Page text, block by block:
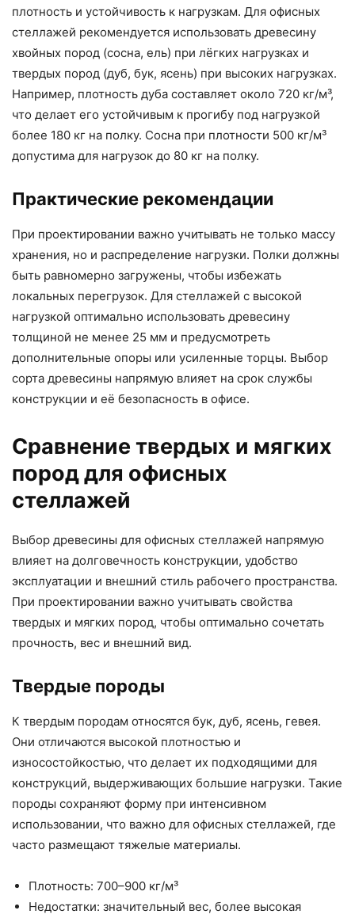
плотность и устойчивость к нагрузкам. Для офисных
стеллажей рекомендуется использовать древесину
хвойных пород (сосна, ель) при лёгких нагрузках и
твердых пород (дуб, бук, ясень) при высоких нагрузках.
Например, плотность дуба составляет около 720 кг/м³,
что делает его устойчивым к прогибу под нагрузкой
более 180 кг на полку. Сосна при плотности 500 кг/м³
допустима для нагрузок до 80 кг на полку.
Практические рекомендации
При проектировании важно учитывать не только массу
хранения, но и распределение нагрузки. Полки должны
быть равномерно загружены, чтобы избежать
локальных перегрузок. Для стеллажей с высокой
нагрузкой оптимально использовать древесину
толщиной не менее 25 мм и предусмотреть
дополнительные опоры или усиленные торцы. Выбор
сорта древесины напрямую влияет на срок службы
конструкции и её безопасность в офисе.
Сравнение твердых и мягких
пород для офисных
стеллажей
Выбор древесины для офисных стеллажей напрямую
влияет на долговечность конструкции, удобство
эксплуатации и внешний стиль рабочего пространства.
При проектировании важно учитывать свойства
твердых и мягких пород, чтобы оптимально сочетать
прочность, вес и внешний вид.
Твердые породы
К твердым породам относятся бук, дуб, ясень, гевея.
Они отличаются высокой плотностью и
износостойкостью, что делает их подходящими для
конструкций, выдерживающих большие нагрузки. Такие
породы сохраняют форму при интенсивном
использовании, что важно для офисных стеллажей, где
часто размещают тяжелые материалы.
Плотность: 700–900 кг/м³
Недостатки: значительный вес, более высокая